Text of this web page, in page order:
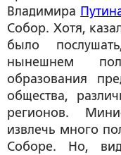
Владимира
Собор. Хотя,
было
нынешнем
образования
общества,
регионов.
извлечь много
Соборе. Но,